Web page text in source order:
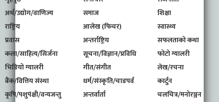
अर्थ/उद्योग/वाणिज्य
समाज
शिक्षा
राष्ट्रिय
आलेख (फिचर)
स्वास्थ्य
प्रवास
अन्तर्राष्ट्रिय
सफलताको कथा
कला/साहित्य/सिर्जना
सूचना/विज्ञान/प्रविधि
फोटो ग्यालरी
भिडियो ग्यालरी
गीत/संगीत
लेख/रचना
बैंक/वित्तिय संस्था
धर्म/संस्कृति/चाडपर्व
कार्टुन
कृषि/पशुपंक्षी/वन्यजन्तु
अन्तर्वार्ता
चलचित्र/मनोरञ्जन